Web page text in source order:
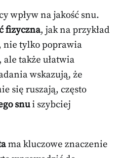
wpływ na jakość snu.
fizyczna, jak na przykład
nie tylko poprawia
także ułatwia
wskazują, że
się ruszają, często
snui szybciej
ma kluczowe znaczenie